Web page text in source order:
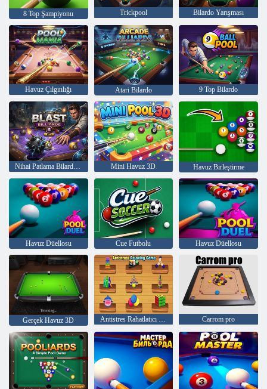
8 Top Şampiyonu Trickpool Bilardo Yarışması
Havuz Çılgınlığı Atari Bilardo 9 Top Bilardo
Nihai Patlama Bilardo 4 Mini Havuz 3D Havuz Birleştirme
Havuz Düellosu Cue Futbolu Havuz Düellosu
Gerçek Havuz 3D Antistres Rahatlatıcı Oyun Carrom pro